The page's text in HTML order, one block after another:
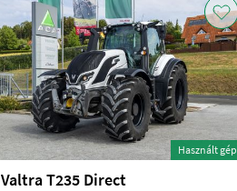
Használt gép
Valtra T235 Direct